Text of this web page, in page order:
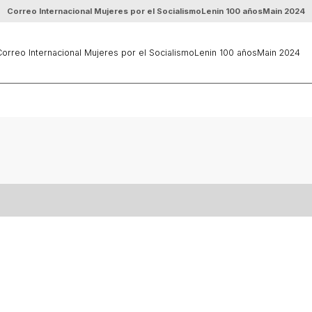
Correo Internacional Mujeres por el SocialismoLenin 100 añosMain 2024
Internacional Mujeres por el SocialismoLenin 100 añosMain 2024